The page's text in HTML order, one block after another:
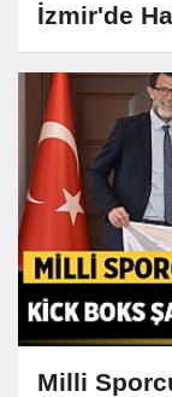
İzmir'de
Milli